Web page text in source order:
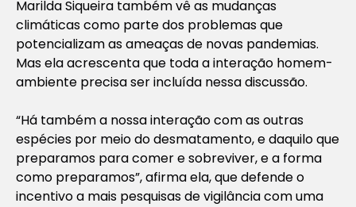
Marilda Siqueira também vê as mudanças
climáticas como parte dos problemas que
potencializam as ameaças de novas pandemias.
Mas ela acrescenta que toda a interação homem-
ambiente precisa ser incluída nessa discussão.
“Há também a nossa interação com as outras
espécies por meio do desmatamento, e daquilo que
preparamos para comer e sobreviver, e a forma
como preparamos”, afirma ela, que defende o
incentivo a mais pesquisas de vigilância com uma